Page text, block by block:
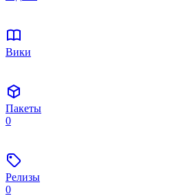
Вики
Пакеты
0
Релизы
0